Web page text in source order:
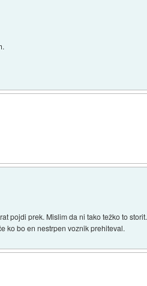
pojdi prek. Mislim da ni tako težko to storit.
ko bo en nestrpen voznik prehiteval.